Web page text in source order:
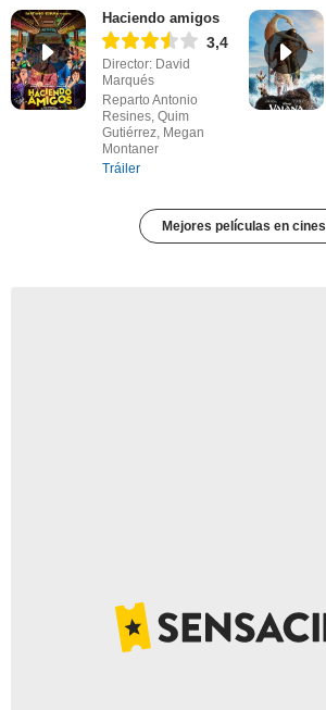
Haciendo amigos
3,4
Director: David
Marqués
Reparto Antonio
Resines, Quim
Gutiérrez, Megan
Montaner
Tráiler
Mejores películas en cines